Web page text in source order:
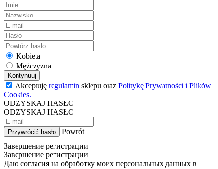
Kobieta
Mężczyzna
Kontynuuj
Akceptuję regulamin sklepu oraz Politykę Prywatności i Plików
Cookies.
ODZYSKAJ HASŁO
ODZYSKAJ HASŁO
Przywrócić hasło
Powrót
Завершение регистрации
Завершение регистрации
Даю согласия на обработку моих персональных данных в